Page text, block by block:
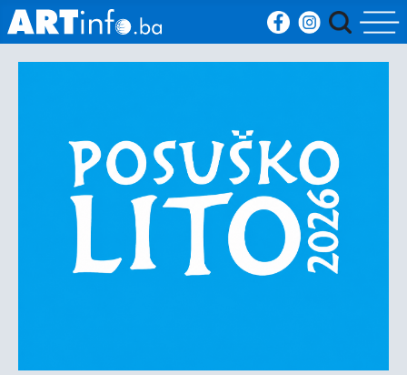
Sport
Kultura
Crna